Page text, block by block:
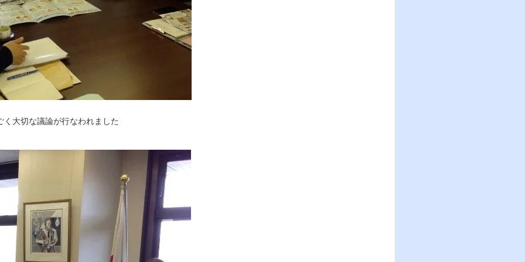
く大切な議論が行なわれました